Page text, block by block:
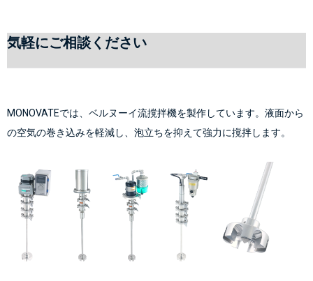
気軽にご相談ください
MONOVATEでは、ベルヌーイ流撹拌機を製作しています。液面から
の空気の巻き込みを軽減し、泡立ちを抑えて強力に撹拌します。